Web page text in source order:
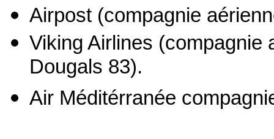
Airpost (compagnie
Viking Airlines (compagnie
Dougals 83).
Air Méditérranée